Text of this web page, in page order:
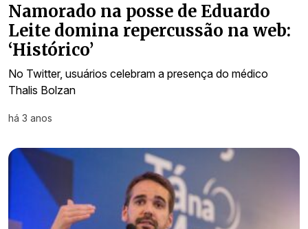
Namorado na posse de Eduardo
Leite domina repercussão na web:
‘Histórico’
No Twitter, usuários celebram a presença do médico
Thalis Bolzan
há 3 anos